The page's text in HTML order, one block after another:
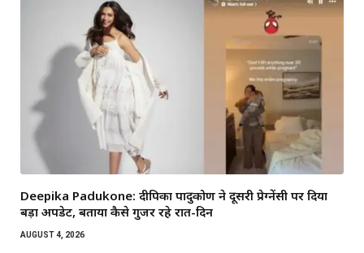
Deepika Padukone: दीपिका पादुकोण ने दूसरी प्रेग्नेंसी पर दिया
बड़ा अपडेट, बताया कैसे गुजर रहे रात-दिन
AUGUST 4, 2026